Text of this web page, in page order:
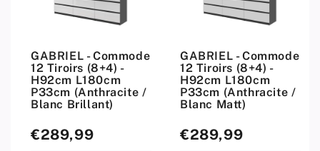
GABRIEL - Commode
12 Tiroirs (8+4) -
H92cm L180cm
P33cm (Anthracite /
Blanc Brillant)
Prix
standard
€289,99
GABRIEL - Commode
12 Tiroirs (8+4) -
H92cm L180cm
P33cm (Anthracite /
Blanc Matt)
Prix
standard
€289,99